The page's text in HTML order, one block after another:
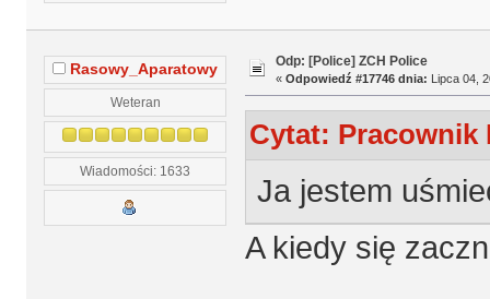
Rasowy_Aparatowy
Weteran
Wiadomości: 1633
Odp: [Police] ZCH Police
« Odpowiedź #17746 dnia: Lipca 04,
Cytat: Pracownik
Ja jestem
A kiedy się